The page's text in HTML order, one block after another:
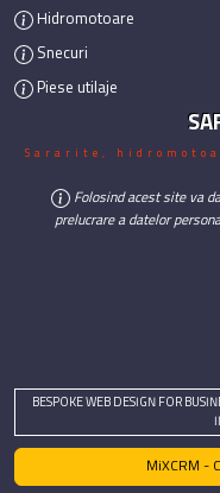
Hidromotoare
Snecuri
Piese utilaje
Sararite,
Folosind acest site va
prelucrare a datelor
BESPOKE WEB DESIGN FOR
MiXCRM -